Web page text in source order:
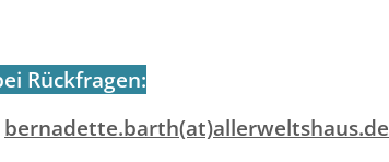
Rückfragen:
bernadette.barth(at)allerweltshaus.de